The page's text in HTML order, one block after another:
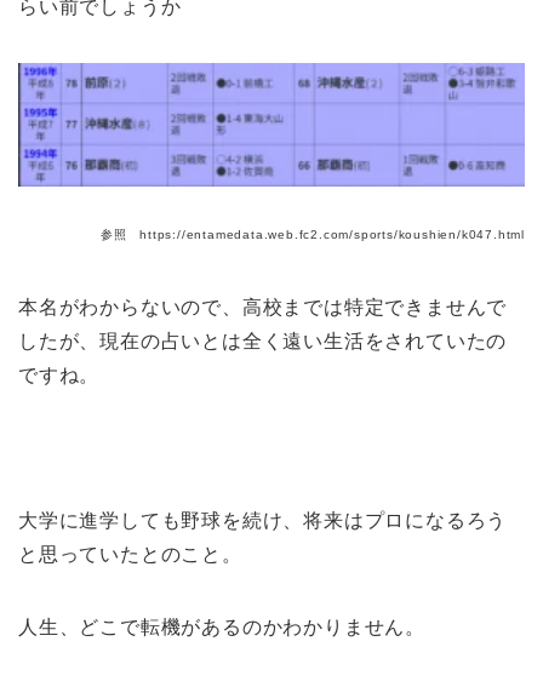
らい前でしょうか
参照 https://entamedata.web.fc2.com/sports/koushien/k047.html
本名がわからないので、高校までは特定できませんで
したが、現在の占いとは全く遠い生活をされていたの
ですね。
大学に進学しても野球を続け、将来はプロになるろう
と思っていたとのこと。
人生、どこで転機があるのかわかりません。